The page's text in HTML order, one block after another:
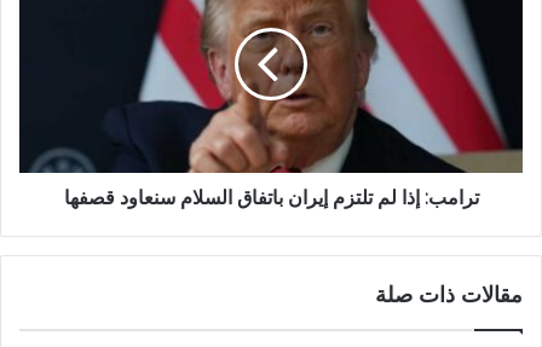
ترامب: إذا لم تلتزم إيران باتفاق السلام سنعاود قصفها
مقالات ذات صلة